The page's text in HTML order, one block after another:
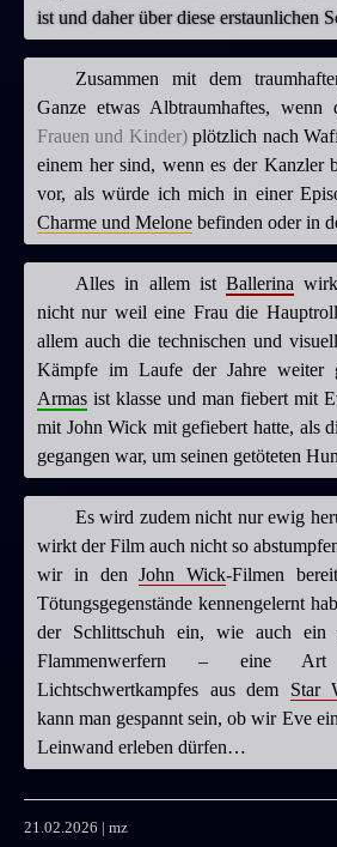
ist und daher über diese erstaunlichen
Zusammen mit dem
Ganze etwas Albtraumhaftes, wenn
Frauen und Kinder)plötzlich nach
einem her sind, wenn es der Kanzler
vor, als würde ich mich in einer
Charme und Melone befinden oder in
Alles in allem ist Ballerina
nicht nur weil eine Frau die
allem auch die technischen und
Kämpfe im Laufe der Jahre weiter
Armas ist klasse und man fiebert mit
mit John Wick mit gefiebert hatte, als
gegangen war, um seinen getöteten
Es wird zudem nicht nur ewig
wirkt der Film auch nicht so
wir in denJohn Wick-Filmen
Tötungsgegenstände kennengelernt
der Schlittschuh ein, wie auch ein
Flammenwerfern – eine
Lichtschwertkampfes aus dem Star
kann man gespannt sein, ob wir Eve
Leinwand erleben dürfen…
21.02.2026 | mz